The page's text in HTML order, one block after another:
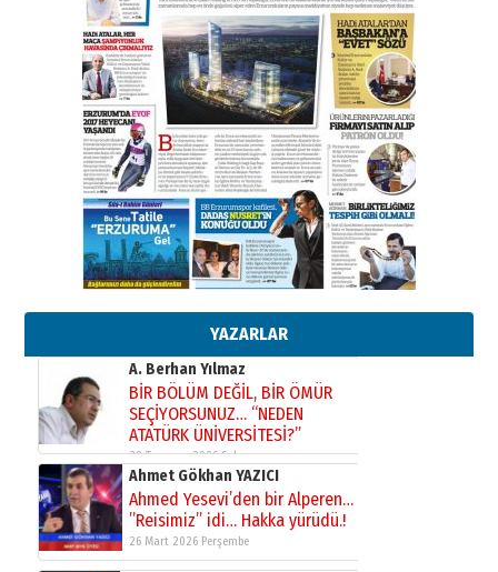
YAZARLAR
02 Ağustos 2026 Pazar
Kadir SABUNCUOĞLU
Erzurumspor’un köşe taşları
29 Haziran 2026 Pazartesi
Kenan GÜLERCİ
Murat Şahsuvaroğlu ERKON’da
çıtayı yukarı taşırken,
yönetimdekiler aşağı
çekmemeli!
17 Şubat 2026 SalıOrhan BOZKURT
Bir fotoğraf, bir şehir, bir
gazeteci… Dizginler kimin
A. Berhan Yılmaz
BİR BÖLÜM DEĞİL, BİR ÖMÜR
SEÇİYORSUNUZ… “NEDEN
ATATÜRK ÜNİVERSİTESİ?”
28 Temmuz 2026 Salı
Ahmet Gökhan YAZICI
Ahmed Yesevi’den bir Alperen…
”Reisimiz” idi… Hakka yürüdü.!
26 Mart 2026 Perşembe